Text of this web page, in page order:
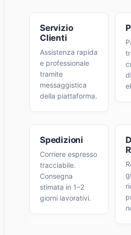
Servizio
Clienti
Assistenza rapida
e professionale
tramite
messaggistica
della piattaforma.
Spedizioni
Corriere espresso
tracciabile.
Consegna
stimata in 1–2
giorni lavorativi.